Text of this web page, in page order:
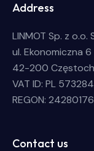
Address
LINMOT Sp. z
ul. Ekonomiczna 6
42-200
VAT ID: PL
REGON:
Contact us